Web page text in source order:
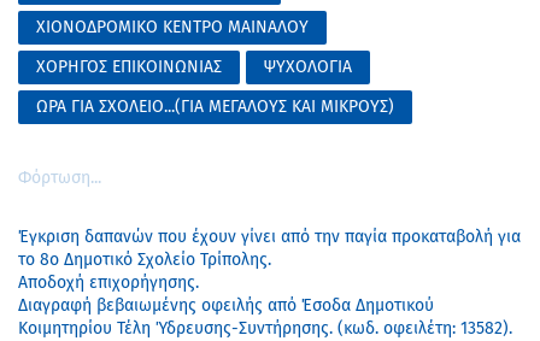
ΧΙΟΝΟΔΡΟΜΙΚΟ ΚΕΝΤΡΟ ΜΑΙΝΑΛΟΥ
ΧΟΡΗΓΟΣ ΕΠΙΚΟΙΝΩΝΙΑΣ
ΨΥΧΟΛΟΓΙΑ
ΩΡΑ ΓΙΑ ΣΧΟΛΕΙΟ...(ΓΙΑ ΜΕΓΑΛΟΥΣ ΚΑΙ ΜΙΚΡΟΥΣ)
Φόρτωση...
Έγκριση δαπανών που έχουν γίνει από την παγία προκαταβολή για
το 8ο Δημοτικό Σχολείο Τρίπολης.
Αποδοχή επιχορήγησης.
Διαγραφή βεβαιωμένης οφειλής από Έσοδα Δημοτικού
Κοιμητηρίου Τέλη Ύδρευσης-Συντήρησης. (κωδ. οφειλέτη: 13582).